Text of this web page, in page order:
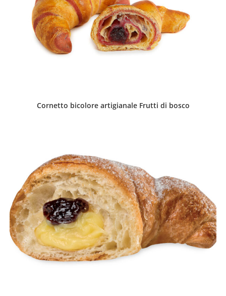
Cornetto bicolore artigianale Frutti di bosco